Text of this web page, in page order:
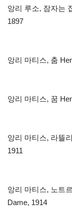
앙리 루소, 잠자는
1897
앙리 마티스, 춤
앙리 마티스, 꿈
앙리 마티스, 라뜰
1911
앙리 마티스, 노트
Dame, 1914